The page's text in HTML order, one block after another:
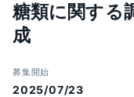
糖類に関する
成
募集開始
2025/07/23